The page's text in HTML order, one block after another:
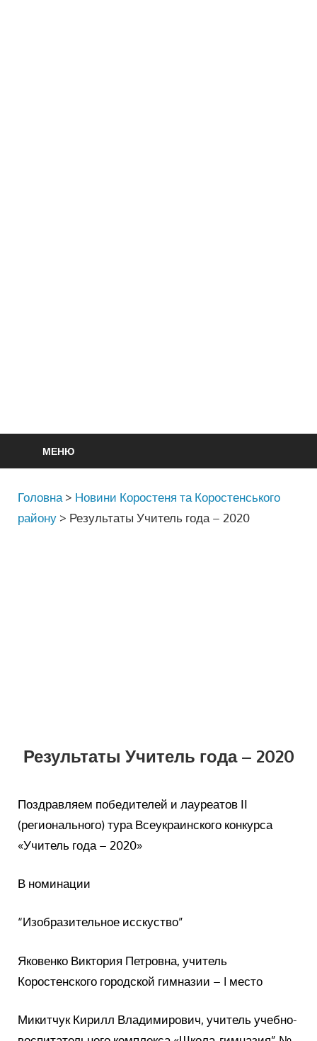
МЕНЮ
Головна > Новини Коростеня та Коростенського
району > Результаты Учитель года – 2020
Результаты Учитель года – 2020
Поздравляем победителей и лауреатов ІІ
(регионального) тура Всеукраинского конкурса
«Учитель года – 2020»
В номинации
“Изобразительное исскуство”
Яковенко Виктория Петровна, учитель
Коростенского городской гимназии – I место
Микитчук Кирилл Владимирович, учитель учебно-